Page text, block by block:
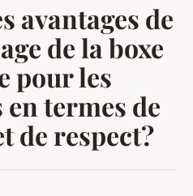
avantages de
de la boxe
pour les
termes de
de respect?